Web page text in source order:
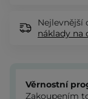
Nejlevnější
náklady na
Věrnostní
Zakoupením